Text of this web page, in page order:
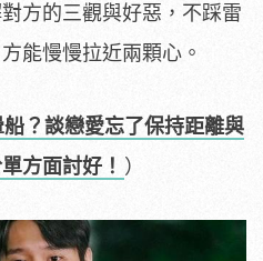
方的三觀與好惡，不踩雷
能慢慢拉近兩顆心。
？談戀愛忘了保持距離與
方面討好！ ）